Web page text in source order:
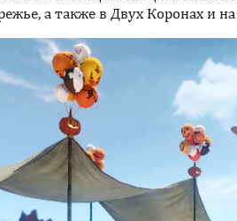
а также в Двух Коронах и